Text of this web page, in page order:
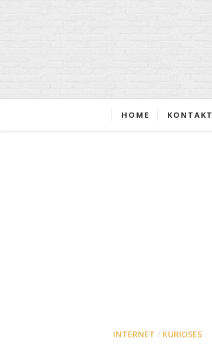
HOME KONTAKT
INTERNET / KURIOSES